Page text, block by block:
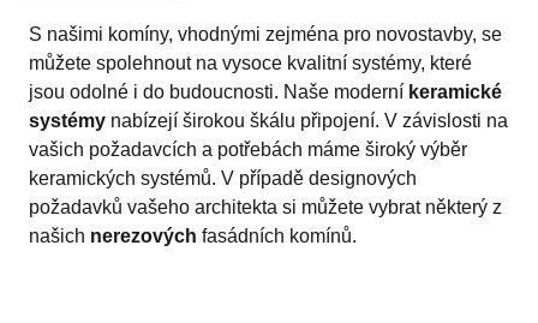
S našimi komíny, vhodnými zejména pro novostavby, se
můžete spolehnout na vysoce kvalitní systémy, které
jsou odolné i do budoucnosti. Naše moderní keramické
systémy nabízejí širokou škálu připojení. V závislosti na
vašich požadavcích a potřebách máme široký výběr
keramických systémů. V případě designových
požadavků vašeho architekta si můžete vybrat některý z
našich nerezových fasádních komínů.